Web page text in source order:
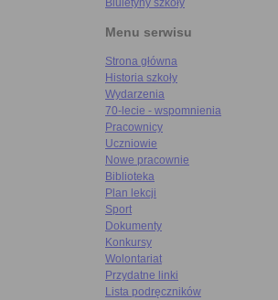
Biuletyny szkoły
Menu serwisu
Strona główna
Historia szkoły
Wydarzenia
70-lecie - wspomnienia
Pracownicy
Uczniowie
Nowe pracownie
Biblioteka
Plan lekcji
Sport
Dokumenty
Konkursy
Wolontariat
Przydatne linki
Lista podręczników